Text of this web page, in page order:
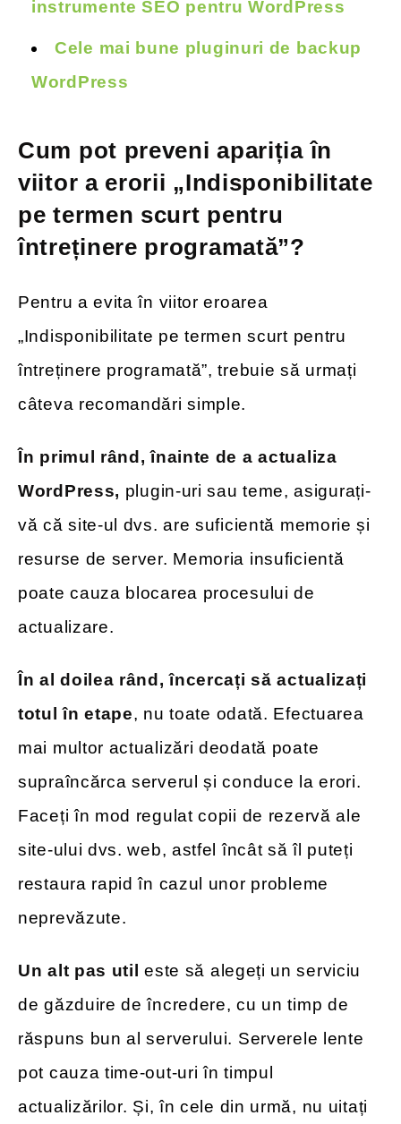
instrumente SEO pentru WordPress
Cele mai bune pluginuri de backup
WordPress
Cum pot preveni apariția în
viitor a erorii „Indisponibilitate
pe termen scurt pentru
întreținere programată”?
Pentru a evita în viitor eroarea
„Indisponibilitate pe termen scurt pentru
întreținere programată”, trebuie să urmați
câteva recomandări simple.
În primul rând, înainte de a actualiza
WordPress, plugin-uri sau teme, asigurați-
vă că site-ul dvs. are suficientă memorie și
resurse de server. Memoria insuficientă
poate cauza blocarea procesului de
actualizare.
În al doilea rând, încercați să actualizați
totul în etape, nu toate odată. Efectuarea
mai multor actualizări deodată poate
supraîncărca serverul și conduce la erori.
Faceți în mod regulat copii de rezervă ale
site-ului dvs. web, astfel încât să îl puteți
restaura rapid în cazul unor probleme
neprevăzute.
Un alt pas util este să alegeți un serviciu
de găzduire de încredere, cu un timp de
răspuns bun al serverului. Serverele lente
pot cauza time-out-uri în timpul
actualizărilor. Și, în cele din urmă, nu uitați